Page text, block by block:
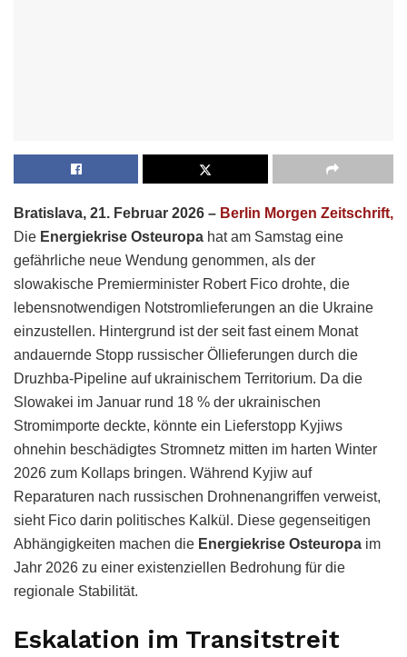
Bratislava, 21. Februar 2026 – Berlin Morgen Zeitschrift,
Die Energiekrise Osteuropa hat am Samstag eine
gefährliche neue Wendung genommen, als der
slowakische Premierminister Robert Fico drohte, die
lebensnotwendigen Notstromlieferungen an die Ukraine
einzustellen. Hintergrund ist der seit fast einem Monat
andauernde Stopp russischer Öllieferungen durch die
Druzhba-Pipeline auf ukrainischem Territorium. Da die
Slowakei im Januar rund 18 % der ukrainischen
Stromimporte deckte, könnte ein Lieferstopp Kyjiws
ohnehin beschädigtes Stromnetz mitten im harten Winter
2026 zum Kollaps bringen. Während Kyjiw auf
Reparaturen nach russischen Drohnenangriffen verweist,
sieht Fico darin politisches Kalkül. Diese gegenseitigen
Abhängigkeiten machen die Energiekrise Osteuropa im
Jahr 2026 zu einer existenziellen Bedrohung für die
regionale Stabilität.
Eskalation im Transitstreit